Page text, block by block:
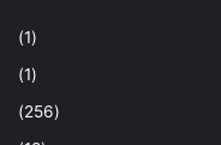
(1)
(1)
(256)